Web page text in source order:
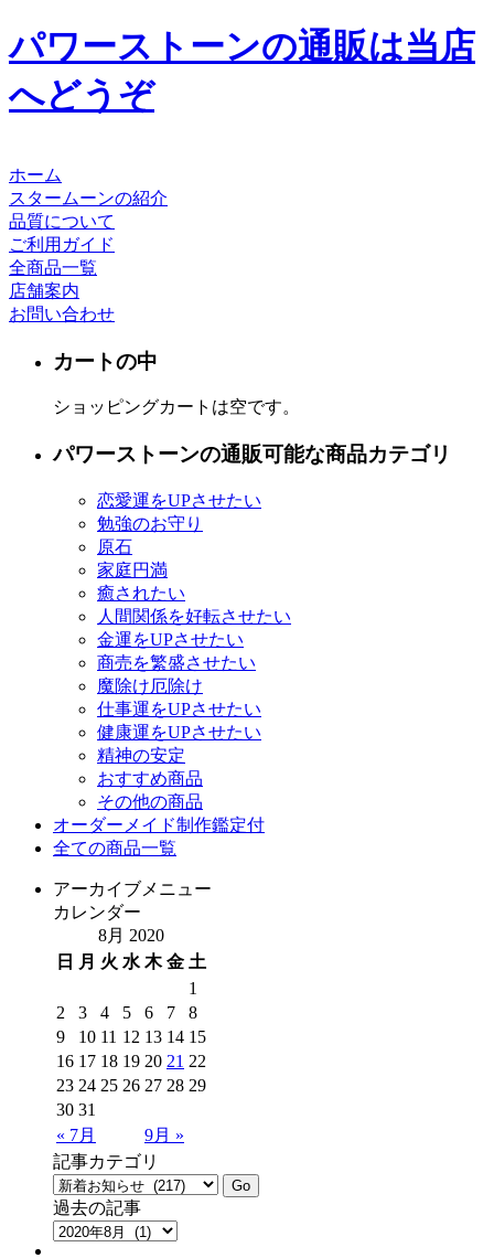
パワーストーンの通販は当店
へどうぞ
ホーム
スタームーンの紹介
品質について
ご利用ガイド
全商品一覧
店舗案内
お問い合わせ
カートの中
ショッピングカートは空です。
パワーストーンの通販可能な商品カテゴリ
恋愛運をUPさせたい
勉強のお守り
原石
家庭円満
癒されたい
人間関係を好転させたい
金運をUPさせたい
商売を繁盛させたい
魔除け厄除け
仕事運をUPさせたい
健康運をUPさせたい
精神の安定
おすすめ商品
その他の商品
オーダーメイド制作鑑定付
全ての商品一覧
アーカイブメニュー
カレンダー
8月 2020
日
月 火 水 木 金 土
« 7月 9月 »
1
2
3 4 5 6 7
8
9
10 11 12 13 14 15
16 17 18 19 20 21 22
23 24 25 26 27 28 29
30 31
記事カテゴリ
過去の記事